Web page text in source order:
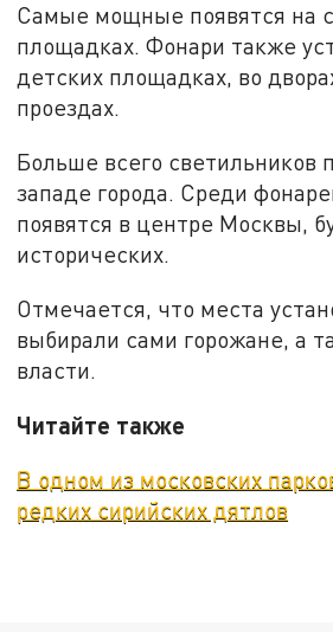
Самые мощные появятся на
площадках. Фонари также
детских площадках, во
проездах.
Больше всего светильников
западе города. Среди
появятся в центре Москвы,
исторических.
Отмечается, что места
выбирали сами горожане, а
власти.
Читайте также
В одном из московских
редких сирийских дятлов